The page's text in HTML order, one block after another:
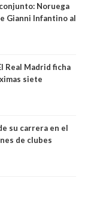
Noruega
Gianni Infantino al
Real Madrid ficha
siete
su carrera en el
de clubes